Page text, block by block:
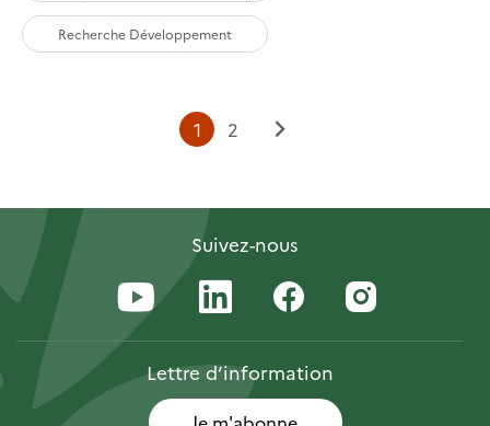
Recherche Développement
Page
courante
1 Page
2
Page
Suivez-nous
Lettred’information